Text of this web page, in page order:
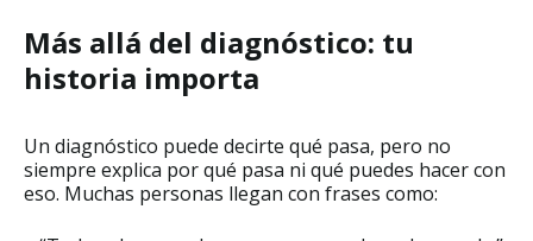
Más allá del diagnóstico: tu
historia importa
Un diagnóstico puede decirte qué pasa, pero no
siempre explica por qué pasa ni qué puedes hacer con
eso. Muchas personas llegan con frases como: